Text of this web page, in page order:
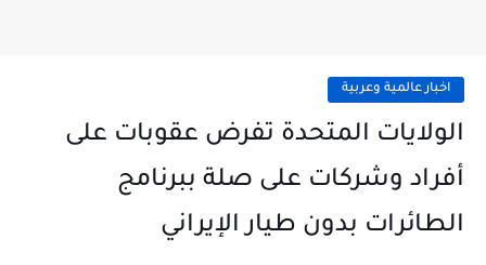
اخبار عالمية وعربية
الولايات المتحدة تفرض عقوبات على
أفراد وشركات على صلة ببرنامج
الطائرات بدون طيار الإيراني